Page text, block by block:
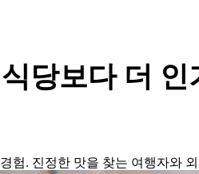
당보다 더 인
험. 진정한 맛을 찾는 여행자와